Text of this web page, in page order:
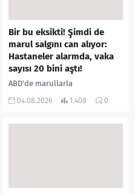
Bir bu eksikti! Şimdi de
marul salgını can alıyor:
Hastaneler alarmda, vaka
sayısı 20 bini aştı!
ABD’de marullarla
ilişkilendirilen siklospora
04.08.2026 1.408 0